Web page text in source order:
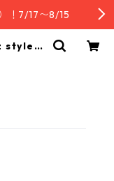
！7/17〜8/15
style｜